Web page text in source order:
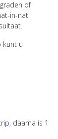
of
in-nat
kunt u
, daarna is 1